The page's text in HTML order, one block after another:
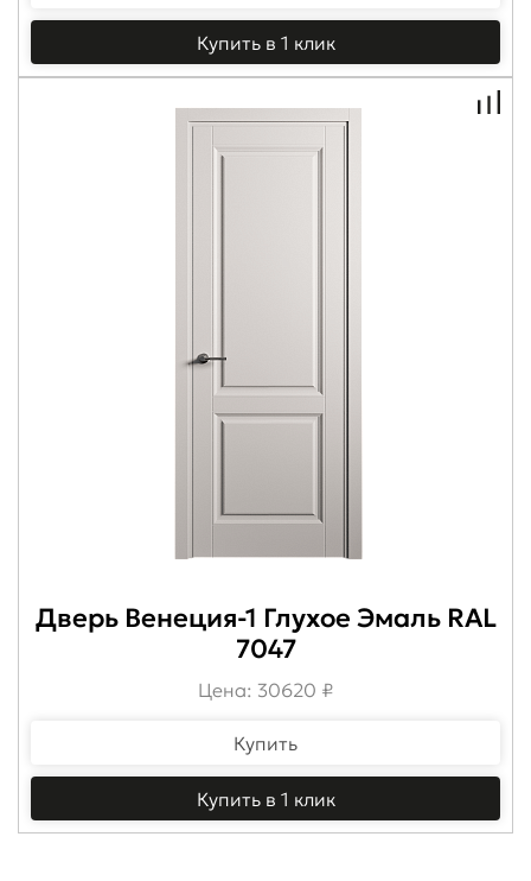
Купить в 1 клик
Дверь Венеция-1 Глухое Эмаль RAL
7047
Цена: 30620 ₽
Купить
Купить в 1 клик